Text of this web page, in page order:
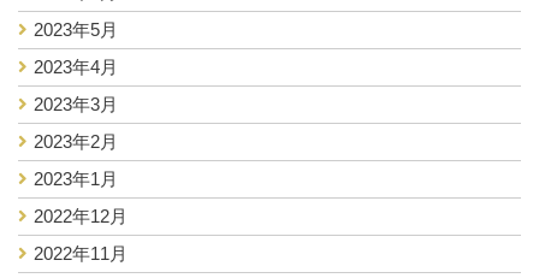
2023年5月
2023年4月
2023年3月
2023年2月
2023年1月
2022年12月
2022年11月